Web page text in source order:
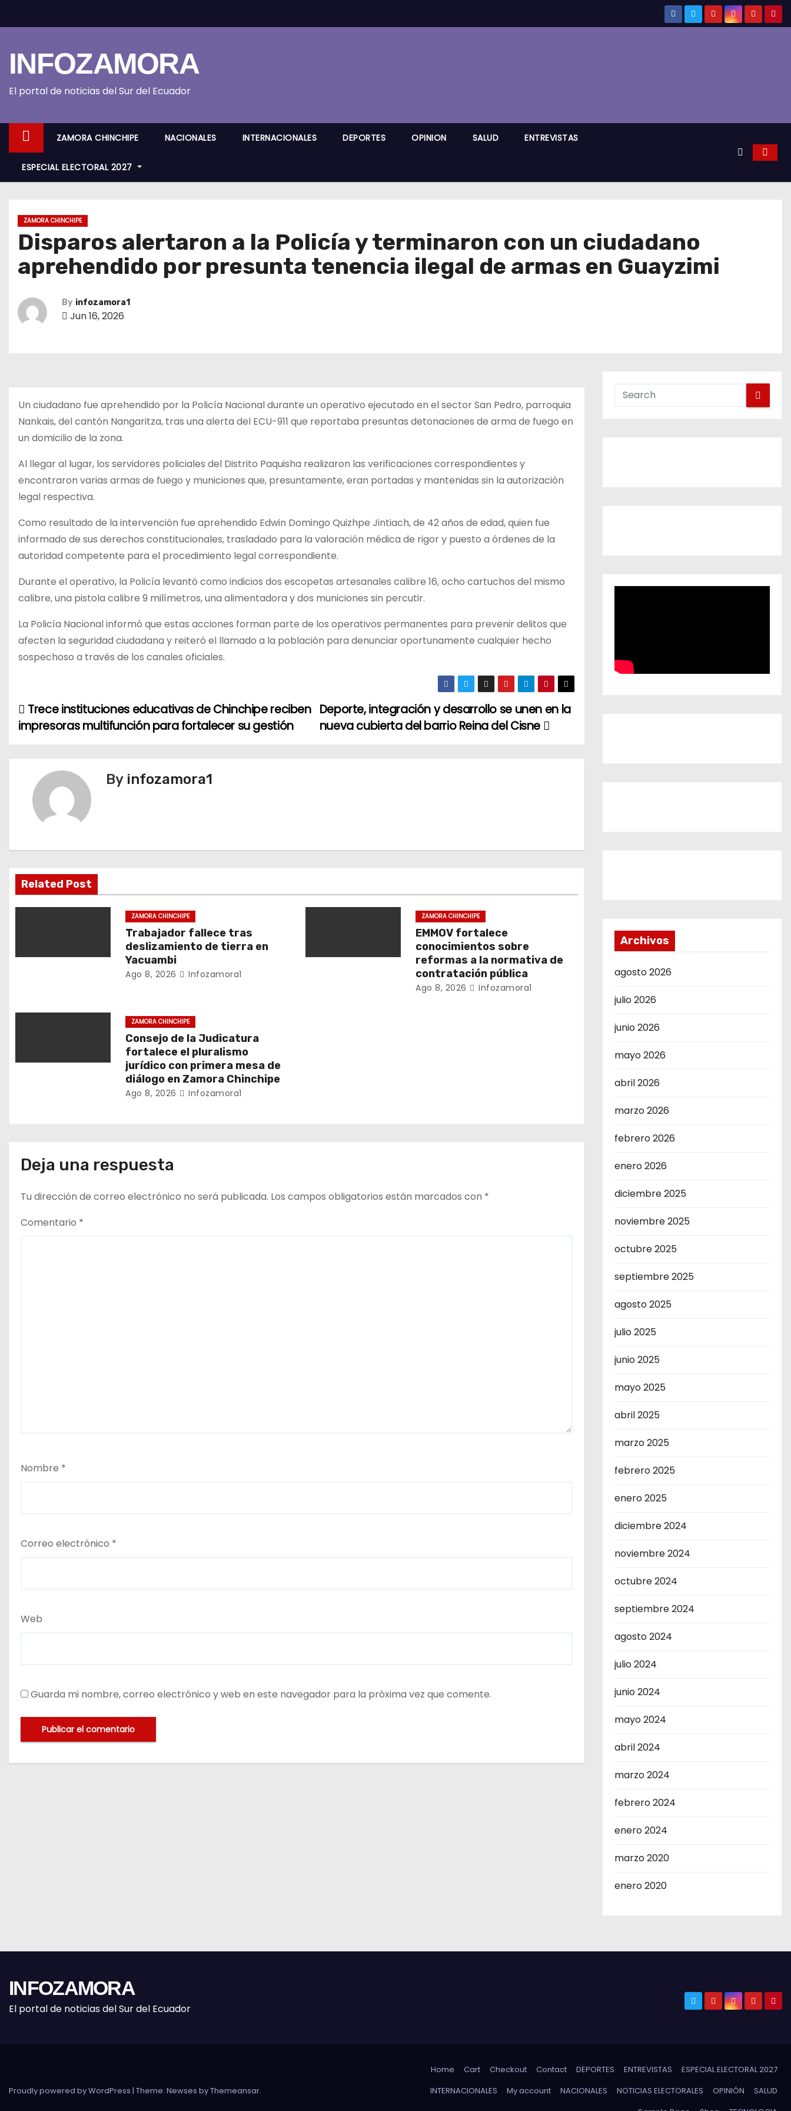
k
o
INFOZAMORA
El portal de noticias del Sur del Ecuador
ZAMORA CHINCHIPE NACIONALES INTERNACIONALES DEPORTES OPINION SALUD ENTREVISTAS
ESPECIAL ELECTORAL 2027
ZAMORA CHINCHIPE
Disparos alertaron a la Policía y terminaron con un ciudadano
aprehendido por presunta tenencia ilegal de armas en Guayzimi
By infozamora1
Jun 16, 2026
Un ciudadano fue aprehendido por la Policía Nacional durante un operativo ejecutado en el sector San Pedro, parroquia
Nankais, del cantón Nangaritza, tras una alerta del ECU-911 que reportaba presuntas detonaciones de arma de fuego en
un domicilio de la zona.
Al llegar al lugar, los servidores policiales del Distrito Paquisha realizaron las verificaciones correspondientes y
encontraron varias armas de fuego y municiones que, presuntamente, eran portadas y mantenidas sin la autorización
legal respectiva.
Como resultado de la intervención fue aprehendido Edwin Domingo Quizhpe Jintiach, de 42 años de edad, quien fue
informado de sus derechos constitucionales, trasladado para la valoración médica de rigor y puesto a órdenes de la
autoridad competente para el procedimiento legal correspondiente.
Durante el operativo, la Policía levantó como indicios dos escopetas artesanales calibre 16, ocho cartuchos del mismo
calibre, una pistola calibre 9 milímetros, una alimentadora y dos municiones sin percutir.
La Policía Nacional informó que estas acciones forman parte de los operativos permanentes para prevenir delitos que
afecten la seguridad ciudadana y reiteró el llamado a la población para denunciar oportunamente cualquier hecho
sospechoso a través de los canales oficiales.
N
v
i
ó
d
e
t
a
Deporte, integración y desarrollo se unen en la
nueva cubierta del barrio Reina del Cisne
Trece instituciones educativas de Chinchipe reciben
impresoras multifunción para fortalecer su gestión
By infozamora1
Related Post
ZAMORA CHINCHIPE
Trabajador fallece tras
deslizamiento de tierra en
Yacuambi
Ago 8, 2026 Infozamora1
ZAMORA CHINCHIPE
EMMOV fortalece
conocimientos sobre
reformas a la normativa de
contratación pública
Ago 8, 2026 Infozamora1
ZAMORA CHINCHIPE
Consejo de la Judicatura
fortalece el pluralismo
jurídico con primera mesa de
diálogo en Zamora Chinchipe
Ago 8, 2026 Infozamora1
Deja una respuesta
Tu dirección de correo electrónico no será publicada. Los campos obligatorios están marcados con *
Comentario *
Nombre *
Correo electrónico *
Web
Guarda mi nombre, correo electrónico y web en este navegador para la próxima vez que comente.
Archivos
agosto 2026
julio 2026
junio 2026
mayo 2026
abril 2026
marzo 2026
febrero 2026
enero 2026
diciembre 2025
noviembre 2025
octubre 2025
septiembre 2025
agosto 2025
julio 2025
junio 2025
mayo 2025
abril 2025
marzo 2025
febrero 2025
enero 2025
diciembre 2024
noviembre 2024
octubre 2024
septiembre 2024
agosto 2024
julio 2024
junio 2024
mayo 2024
abril 2024
marzo 2024
febrero 2024
enero 2024
marzo 2020
enero 2020
INFOZAMORA
El portal de noticias del Sur del Ecuador
Proudly powered by WordPress | Theme: Newses byThemeansar.
Home Cart Checkout Contact DEPORTES ENTREVISTAS
ESPECIAL ELECTORAL 2027
INTERNACIONALES
My account NACIONALES NOTICIAS ELECTORALES OPINIÓN
SALUD